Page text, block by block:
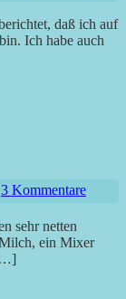
daß ich auf
Ich habe auch
3 Kommentare
sehr netten
ein Mixer